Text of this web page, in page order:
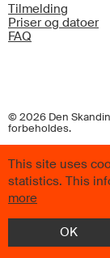
This site uses
statistics. This
more
OK
Tilmelding
Priser og datoer
FAQ
© 2026 Den
forbeholdes.